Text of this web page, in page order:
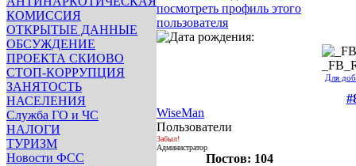
КОМИССИЯ
ОТКРЫТЫЕ ДАННЫЕ
ОБСУЖДЕНИЕ
ПРОЕКТА СКИОВО
СТОП-КОРРУПЦИЯ
ЗАНЯТОСТЬ
НАСЕЛЕНИЯ
Служба ГО и ЧС
НАЛОГИ
ТУРИЗМ
Новости ФСС
Для
WiseMan
Пользователи
Забыл!
Администратор
Постов: 104